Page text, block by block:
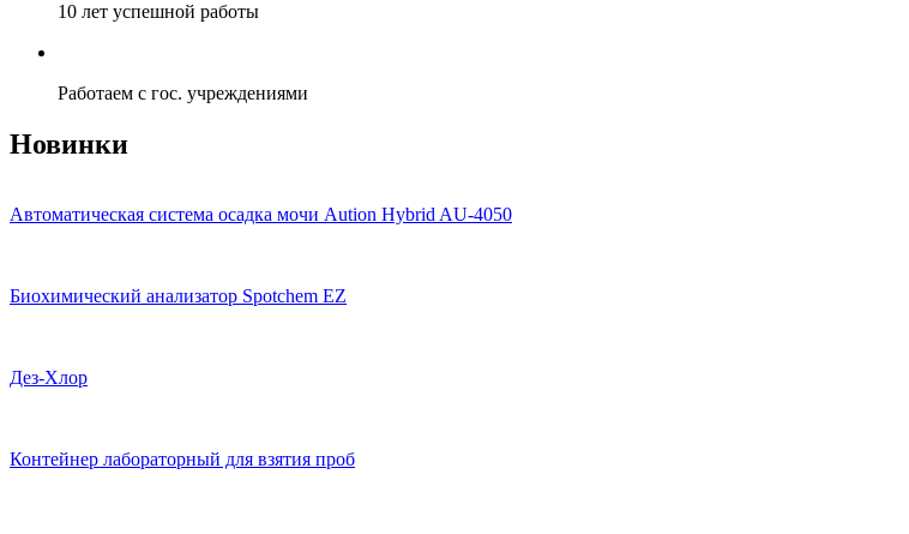
10 лет успешной работы
Работаем с гос. учреждениями
Новинки
Автоматическая система осадка мочи Aution Hybrid AU-4050
Биохимический анализатор Spotchem EZ
Дез-Хлор
Контейнер лабораторный для взятия проб